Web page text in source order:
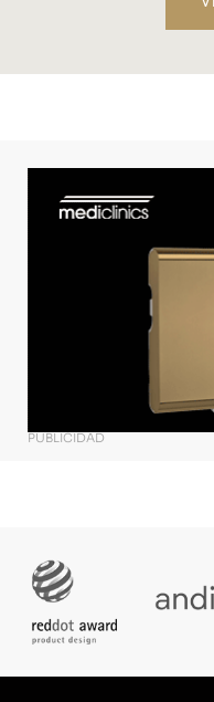
PUBLICIDAD